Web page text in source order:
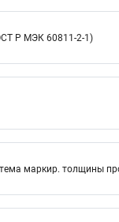
Р МЭК 60811-2-1)
маркир. толщины